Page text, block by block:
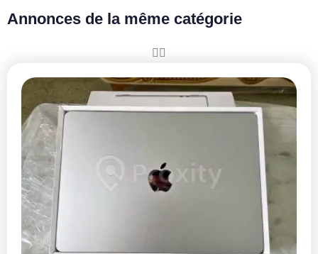
Annonces de la même catégorie